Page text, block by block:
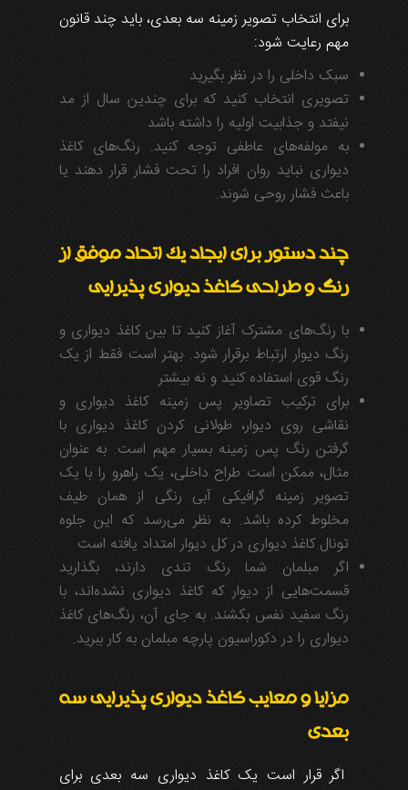
برای انتخاب تصویر زمینه سه بعدی، باید چند قانون
مهم رعایت شود:
سبک داخلی را در نظر بگیرید
تصویری انتخاب کنید که برای چندین سال از مد
نیفتد و جذابیت اولیه را داشته باشد
به مولفه‌های عاطفی توجه کنید. رنگ‌های کاغذ
دیواری نباید روان افراد را تحت فشار قرار دهند یا
باعث فشار روحی شوند.
چند دستور برای ایجاد یک اتحاد موفق از
رنگ و طراحی کاغذ دیواری پذیرایی
با رنگ‌های مشترک آغاز کنید تا بین کاغذ دیواری و
رنگ دیوار ارتباط برقرار شود. بهتر است فقط از یک
رنگ قوی استفاده کنید و نه بیشتر
برای ترکیب تصاویر پس زمینه کاغذ دیواری و
نقاشی روی دیوار، طولانی کردن کاغذ دیواری با
گرفتن رنگ پس زمینه بسیار مهم است. به عنوان
مثال، ممکن است طراح داخلی، یک راهرو را با یک
تصویر زمینه گرافیکی آبی رنگی از همان طیف
مخلوط کرده باشد. به نظر می‌رسد که این جلوه
تونال کاغذ دیواری در کل دیوار امتداد یافته است
اگر مبلمان شما رنگ تندی دارند، بگذارید
قسمت‌هایی از دیوار که کاغذ دیواری نشده‌اند، با
رنگ سفید نفس بکشند. به جای آن، رنگ‌های کاغذ
دیواری را در دکوراسیون پارچه مبلمان به کار ببرید.
مزایا و معایب کاغذ دیواری پذیرایی سه
بعدی
اگر قرار است یک کاغذ دیواری سه بعدی برای